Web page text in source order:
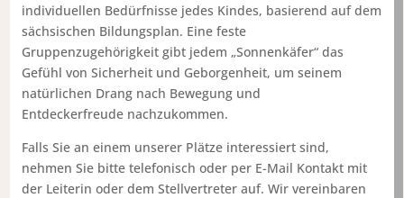
individuellen Bedürfnisse jedes Kindes, basierend auf dem
sächsischen Bildungsplan. Eine feste
Gruppenzugehörigkeit gibt jedem „Sonnenkäfer“ das
Gefühl von Sicherheit und Geborgenheit, um seinem
natürlichen Drang nach Bewegung und
Entdeckerfreude nachzukommen.
Falls Sie an einem unserer Plätze interessiert sind,
nehmen Sie bitte telefonisch oder per E-Mail Kontakt mit
der Leiterin oder dem Stellvertreter auf. Wir vereinbaren